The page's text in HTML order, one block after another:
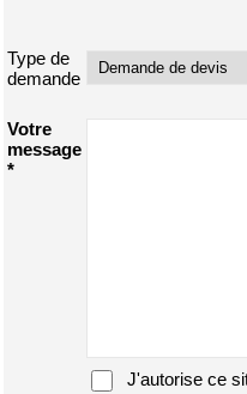
Type de
demande
Votre
message
*
J'autorise ce